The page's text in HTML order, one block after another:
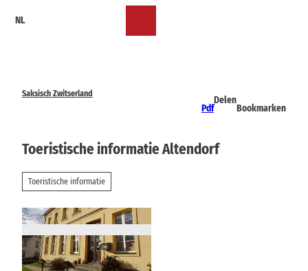
NL
Saksisch Zwitserland
Pdf
Delen
Bookmarken
Toeristische informatie Altendorf
Toeristische informatie